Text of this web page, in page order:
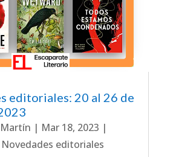
editoriales: 20 al 26 de
| Mar 18, 2023 |
Novedades editoriales